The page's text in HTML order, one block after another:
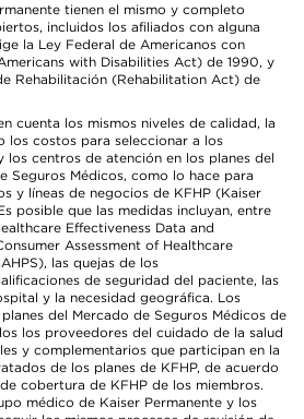
tienen el mismo y completo
incluidos los afiliados con alguna
la Ley Federal de Americanos con
with Disabilities Act) de 1990, y
Rehabilitación (Rehabilitation Act) de
cuenta los mismos niveles de calidad, la
los costos para seleccionar a los
los centros de atención en los planes del
Seguros Médicos, como lo hace para
y líneas de negocios de KFHP (Kaiser
posible que las medidas incluyan, entre
Effectiveness Data and
Assessment of Healthcare
las quejas de los
de seguridad del paciente, las
y la necesidad geográfica. Los
del Mercado de Seguros Médicos de
los proveedores del cuidado de la salud
y complementarios que participan en la
de los planes de KFHP, de acuerdo
cobertura de KFHP de los miembros.
médico de Kaiser Permanente y los